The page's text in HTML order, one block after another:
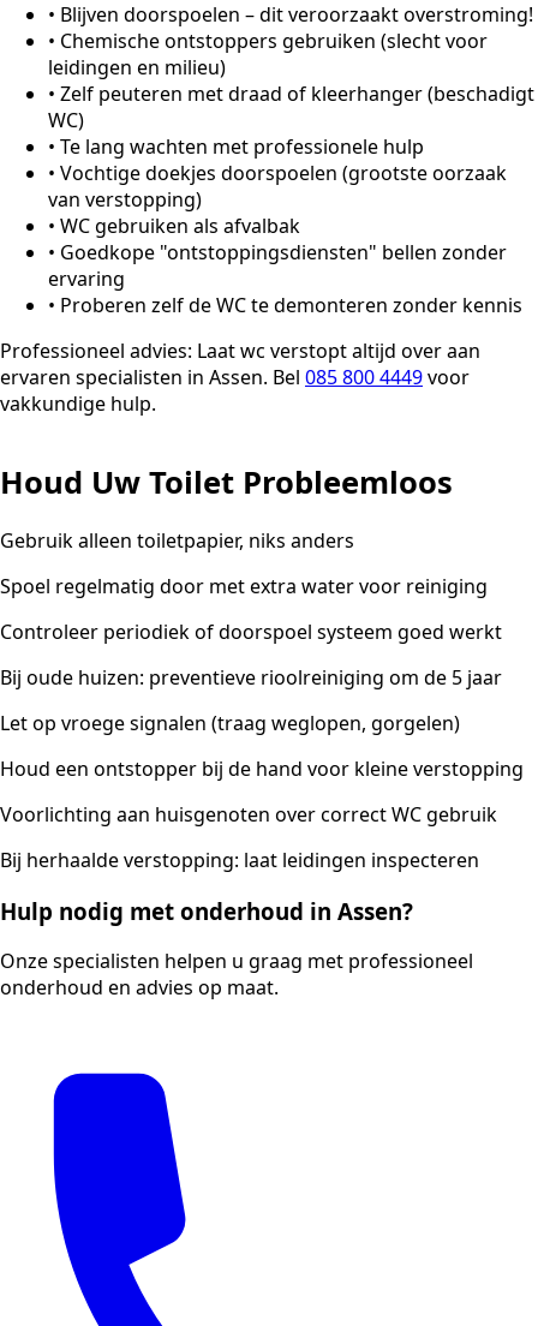
• Blijven doorspoelen – dit veroorzaakt overstroming!
• Chemische ontstoppers gebruiken (slecht voor
leidingen en milieu)
• Zelf peuteren met draad of kleerhanger (beschadigt
WC)
• Te lang wachten met professionele hulp
• Vochtige doekjes doorspoelen (grootste oorzaak
van verstopping)
• WC gebruiken als afvalbak
• Goedkope "ontstoppingsdiensten" bellen zonder
ervaring
• Proberen zelf de WC te demonteren zonder kennis
Professioneel advies: Laat wc verstopt altijd over aan
ervaren specialisten in Assen. Bel 085 800 4449voor
vakkundige hulp.
Houd Uw Toilet Probleemloos
Gebruik alleen toiletpapier, niks anders
Spoel regelmatig door met extra water voor reiniging
Controleer periodiek of doorspoel systeem goed werkt
Bij oude huizen: preventieve rioolreiniging om de 5 jaar
Let op vroege signalen (traag weglopen, gorgelen)
Houd een ontstopper bij de hand voor kleine verstopping
Voorlichting aan huisgenoten over correct WC gebruik
Bij herhaalde verstopping: laat leidingen inspecteren
Hulp nodig met onderhoud in Assen?
Onze specialisten helpen u graag met professioneel
onderhoud en advies op maat.